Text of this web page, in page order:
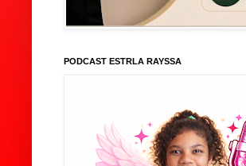
PODCAST ESTRLA RAYSSA